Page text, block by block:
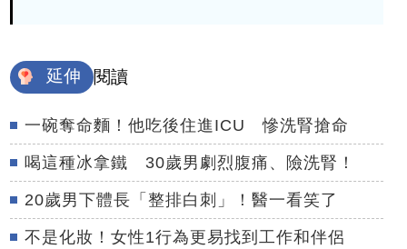
延伸 閱讀
一碗奪命麵！他吃後住進ICU 慘洗腎搶命
喝這種冰拿鐵 30歲男劇烈腹痛、險洗腎！
20歲男下體長「整排白刺」！醫一看笑了
不是化妝！女性1行為更易找到工作和伴侶